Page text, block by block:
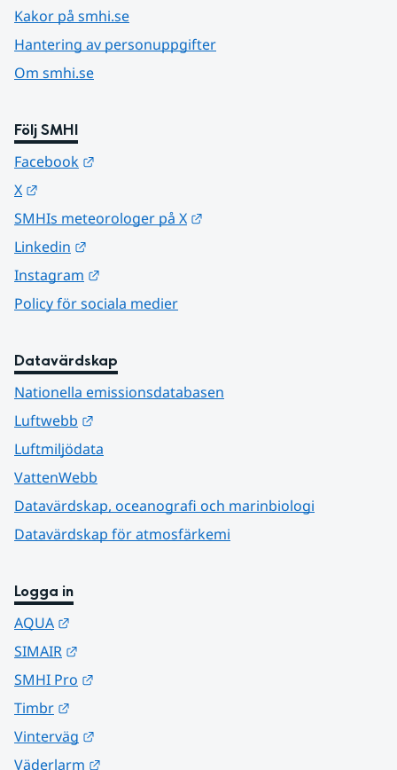
Kakor på smhi.se
Hantering av personuppgifter
Om smhi.se
Följ SMHI
Facebook
X
SMHIs meteorologer på X
Linkedin
Instagram
Policy för sociala medier
Datavärdskap
Nationella emissionsdatabasen
Luftwebb
Luftmiljödata
VattenWebb
Datavärdskap, oceanografi och marinbiologi
Datavärdskap för atmosfärkemi
Logga in
AQUA
SIMAIR
SMHI Pro
Timbr
Vinterväg
Väderlarm